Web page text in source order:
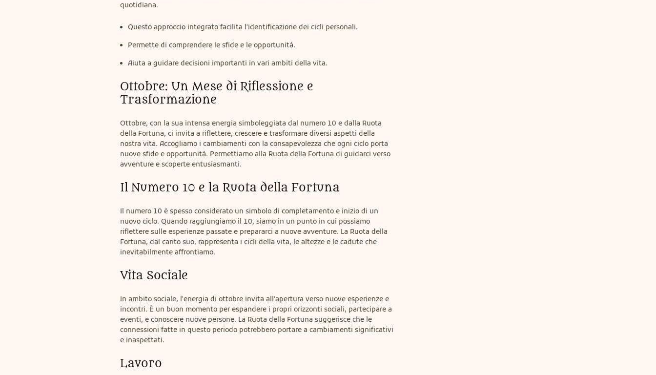
quotidiana.
Questo approccio integrato facilita l'identificazione dei cicli personali.
Permette di comprendere le sfide e le opportunità.
Aiuta a guidare decisioni importanti in vari ambiti della vita.
Ottobre: Un Mese di Riflessione e
Trasformazione
Ottobre, con la sua intensa energia simboleggiata dal numero 10 e dalla Ruota
della Fortuna, ci invita a riflettere, crescere e trasformare diversi aspetti della
nostra vita. Accogliamo i cambiamenti con la consapevolezza che ogni ciclo porta
nuove sfide e opportunità. Permettiamo alla Ruota della Fortuna di guidarci verso
avventure e scoperte entusiasmanti.
Il Numero 10 e la Ruota della Fortuna
Il numero 10 è spesso considerato un simbolo di completamento e inizio di un
nuovo ciclo. Quando raggiungiamo il 10, siamo in un punto in cui possiamo
riflettere sulle esperienze passate e prepararci a nuove avventure. La Ruota della
Fortuna, dal canto suo, rappresenta i cicli della vita, le altezze e le cadute che
inevitabilmente affrontiamo.
Vita Sociale
In ambito sociale, l'energia di ottobre invita all'apertura verso nuove esperienze e
incontri. È un buon momento per espandere i propri orizzonti sociali, partecipare a
eventi, e conoscere nuove persone. La Ruota della Fortuna suggerisce che le
connessioni fatte in questo periodo potrebbero portare a cambiamenti significativi
e inaspettati.
Lavoro